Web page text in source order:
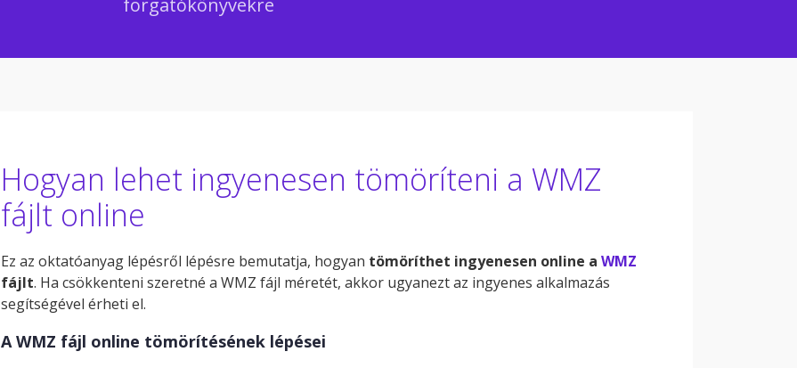
forgatókönyvekre
Hogyan lehet ingyenesen tömöríteni a WMZ
fájlt online
Ez az oktatóanyag lépésről lépésre bemutatja, hogyan tömöríthet ingyenesen online a WMZ
fájlt. Ha csökkenteni szeretné a WMZ fájl méretét, akkor ugyanezt az ingyenes alkalmazás
segítségével érheti el.
A WMZ fájl online tömörítésének lépései